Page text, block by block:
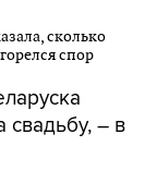
свадьбу, – в